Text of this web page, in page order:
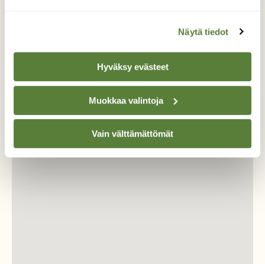
Näytä tiedot
Hyväksy evästeet
Muokkaa valintoja
Vain välttämättömät